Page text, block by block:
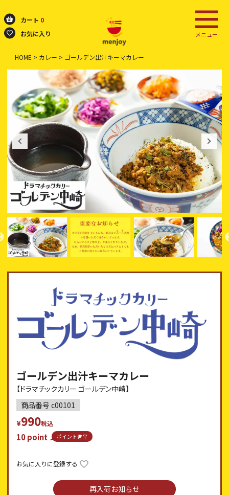
カート 0
お気に入り
メニュー
HOME カレー ゴールデン出汁キーマカレー
ゴールデン出汁キーマカレー
【ドラマチックカリー ゴールデン中崎】
商品番号 c00101
¥990税込
10point ポイント進呈
お気に入りに登録する
再入荷お知らせ
検索